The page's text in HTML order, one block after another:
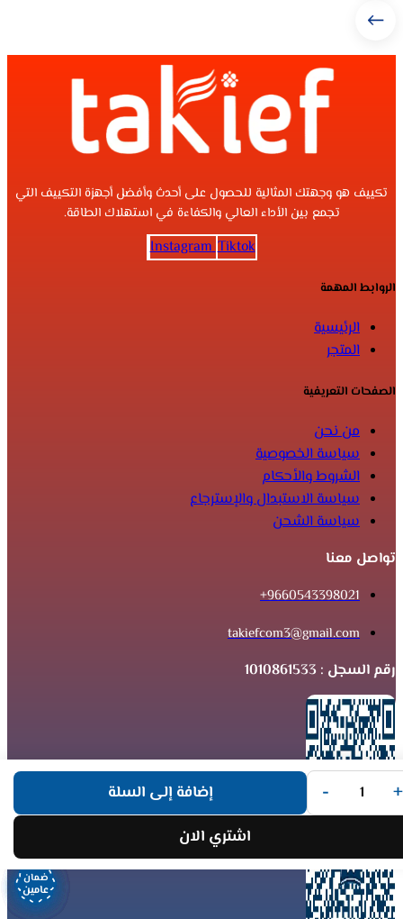
ضمان
عامين
ضمان
عامين
ضمان
عامين
ضمان
عامين
ضمان
عامين
ضمان
عامين
ضمان
عامين
ضمان
عامين
تكييف هو وجهتك المثالية للحصول على أحدث وأفضل أجهزة التكييف التي
تجمع بين الأداء العالي والكفاءة في استهلاك الطاقة.
Instagram Tiktok
الروابط المهمة
الرئيسية
المتجر
الصفحات التعريفية
من نحن
سياسة الخصوصية
الشروط والأحكام
سياسة الاستبدال والإسترجاع
سياسة الشحن
تواصل معنا
9660543398021+
takiefcom3@gmail.com
رقم السجل : 1010861533
+
-
إضافة إلى السلة
اشتري الان